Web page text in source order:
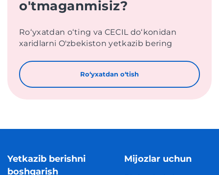
o'tmaganmisiz?
Roʻyxatdan oʻting va CECIL doʻkonidan
xaridlarni O'zbekiston yetkazib bering
Roʻyxatdan oʻtish
Yetkazib berishni
boshqarish
Mijozlar uchun